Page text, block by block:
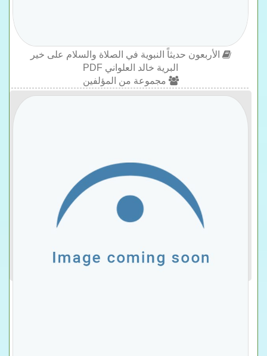
الأربعون حديثاً النبوية في الصلاة والسلام على خير
البرية خالد العلواني PDF
مجموعة من المؤلفين